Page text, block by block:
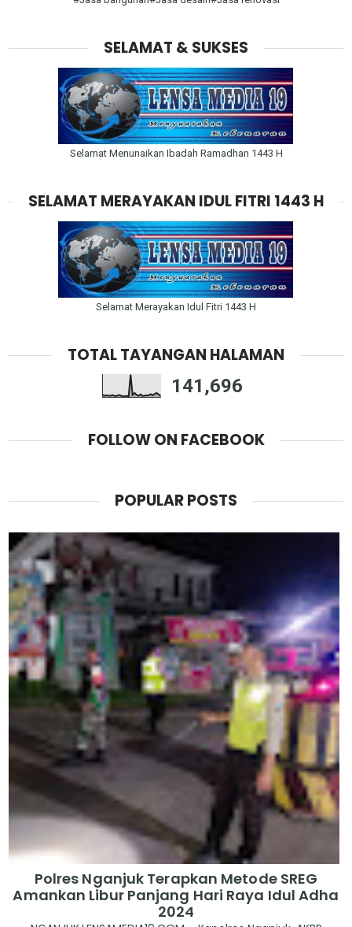
SELAMAT & SUKSES
Selamat Menunaikan Ibadah Ramadhan 1443 H
SELAMAT MERAYAKAN IDUL FITRI 1443 H
Selamat Merayakan Idul Fitri 1443 H
TOTAL TAYANGAN HALAMAN
141,696
FOLLOW ON FACEBOOK
POPULAR POSTS
Polres Nganjuk Terapkan Metode SREG
Amankan Libur Panjang Hari Raya Idul Adha
2024